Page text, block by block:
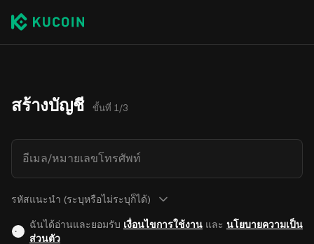
สร้างบัญชี ขั้นที่ 1/3
อีเมล/หมายเลขโทรศัพท์
รหัสแนะนำ (ระบุหรือไม่ระบุก็ได้)
ฉันได้อ่านและยอมรับ เงื่อนไขการใช้งานและ นโยบายความเป็น
ส่วนตัว